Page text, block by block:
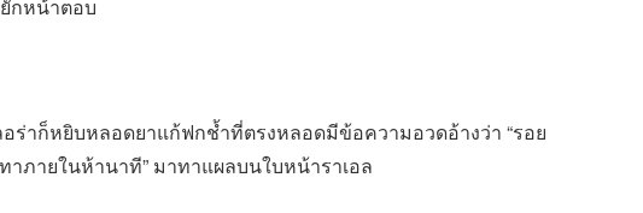
กหน้าตอบ
ร่าก็หยิบหลอดยาแก้ฟกช้ำที่ตรงหลอดมีข้อความอวดอ้างว่า “รอย
าภายในห้านาที” มาทาแผลบนใบหน้าราเอล